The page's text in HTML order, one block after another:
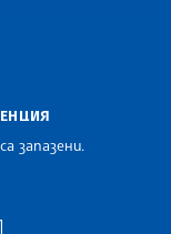
запазени.
Balkan News Agencies